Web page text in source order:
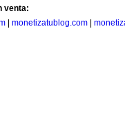
venta:
monetizatublog.com